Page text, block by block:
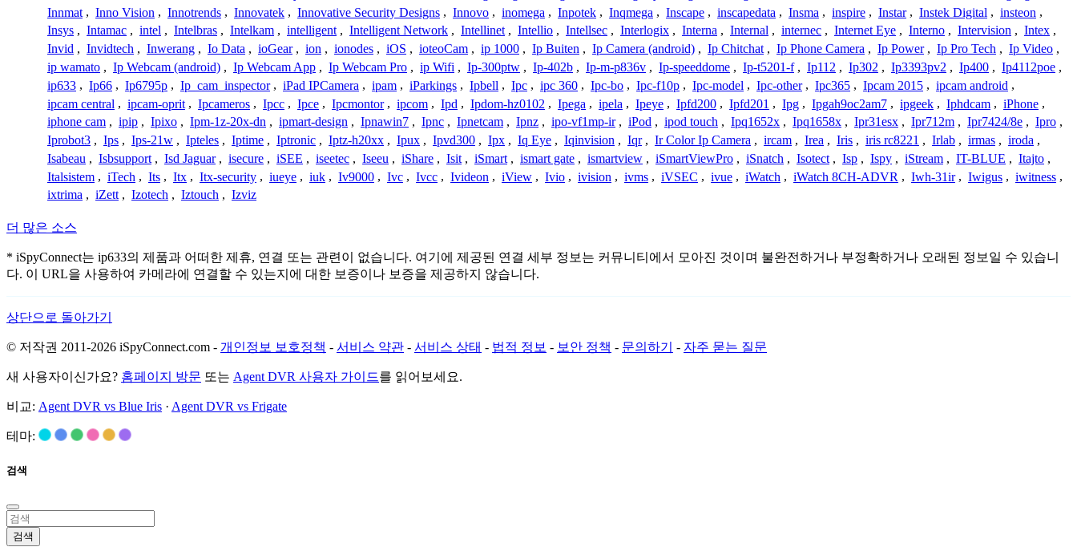
Innmat , Inno Vision , Innotrends , Innovatek , Innovative Security Designs , Innovo , inomega , Inpotek , Inqmega , Inscape , inscapedata , Insma , inspire , Instar , Instek Digital , insteon ,
Insys , Intamac , intel , Intelbras , Intelkam , intelligent , Intelligent Network , Intellinet , Intellio , Intellsec , Interlogix , Interna , Internal , internec , Internet Eye , Interno , Intervision , Intex ,
Invid , Invidtech , Inwerang , Io Data , ioGear , ion , ionodes , iOS , ioteoCam , ip 1000 , Ip Buiten , Ip Camera (android) , Ip Chitchat , Ip Phone Camera , Ip Power , Ip Pro Tech , Ip Video ,
ip wamato , Ip Webcam (android) , Ip Webcam App , Ip Webcam Pro , ip Wifi , Ip-300ptw , Ip-402b , Ip-m-p836v , Ip-speeddome , Ip-t5201-f , Ip112 , Ip302 , Ip3393pv2 , Ip400 , Ip4112poe ,
ip633 , Ip66 , Ip6795p , Ip_cam_inspector , iPad IPCamera , ipam , iParkings , Ipbell , Ipc , ipc 360 , Ipc-bo , Ipc-f10p , Ipc-model , Ipc-other , Ipc365 , Ipcam 2015 , ipcam android ,
ipcam central , ipcam-oprit , Ipcameros , Ipcc , Ipce , Ipcmontor , ipcom , Ipd , Ipdom-hz0102 , Ipega , ipela , Ipeye , Ipfd200 , Ipfd201 , Ipg , Ipgah9oc2am7 , ipgeek , Iphdcam , iPhone ,
iphone cam , ipip , Ipixo , Ipm-1z-20x-dn , ipmart-design , Ipnawin7 , Ipnc , Ipnetcam , Ipnz , ipo-vf1mp-ir , iPod , ipod touch , Ipq1652x , Ipq1658x , Ipr31esx , Ipr712m , Ipr7424/8e , Ipro ,
Iprobot3 , Ips , Ips-21w , Ipteles , Iptime , Iptronic , Iptz-h20xx , Ipux , Ipvd300 , Ipx , Iq Eye , Iqinvision , Iqr , Ir Color Ip Camera , ircam , Irea , Iris , iris rc8221 , Irlab , irmas , iroda ,
Isabeau , Isbsupport , Isd Jaguar , isecure , iSEE , iseetec , Iseeu , iShare , Isit , iSmart , ismart gate , ismartview , iSmartViewPro , iSnatch , Isotect , Isp , Ispy , iStream , IT-BLUE , Itajto ,
Italsistem , iTech , Its , Itx , Itx-security , iueye , iuk , Iv9000 , Ivc , Ivcc , Ivideon , iView , Ivio , ivision , ivms , iVSEC , ivue , iWatch , iWatch 8CH-ADVR , Iwh-31ir , Iwigus , iwitness ,
ixtrima , iZett , Izotech , Iztouch , Izviz
더 많은 소스
* iSpyConnect는 ip633의 제품과 어떠한 제휴, 연결 또는 관련이 없습니다. 여기에 제공된 연결 세부 정보는 커뮤니티에서 모아진 것이며 불완전하거나 부정확하거나 오래된 정보일 수 있습니
다. 이 URL을 사용하여 카메라에 연결할 수 있는지에 대한 보증이나 보증을 제공하지 않습니다.
상단으로 돌아가기
© 저작권 2011-2026 iSpyConnect.com - 개인정보 보호정책 - 서비스 약관 - 서비스 상태 - 법적 정보 - 보안 정책 - 문의하기 - 자주 묻는 질문
새 사용자이신가요? 홈페이지 방문 또는 Agent DVR 사용자 가이드를 읽어보세요.
비교: Agent DVR vs Blue Iris · Agent DVR vs Frigate
테마:
검색
검색